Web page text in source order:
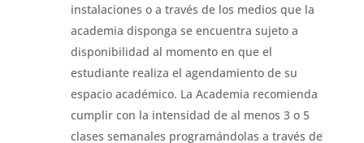
instalaciones o a través de los medios que la
academia disponga se encuentra sujeto a
disponibilidad al momento en que el
estudiante realiza el agendamiento de su
espacio académico. La Academia recomienda
cumplir con la intensidad de al menos 3 o 5
clases semanales programándolas a través de